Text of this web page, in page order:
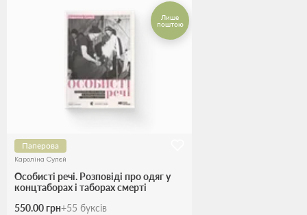
Лише
поштою
Паперова
Кароліна Сулєй
Особисті речі. Розповіді про одяг у
концтаборах і таборах смерті
550.00 грн+55 буксів